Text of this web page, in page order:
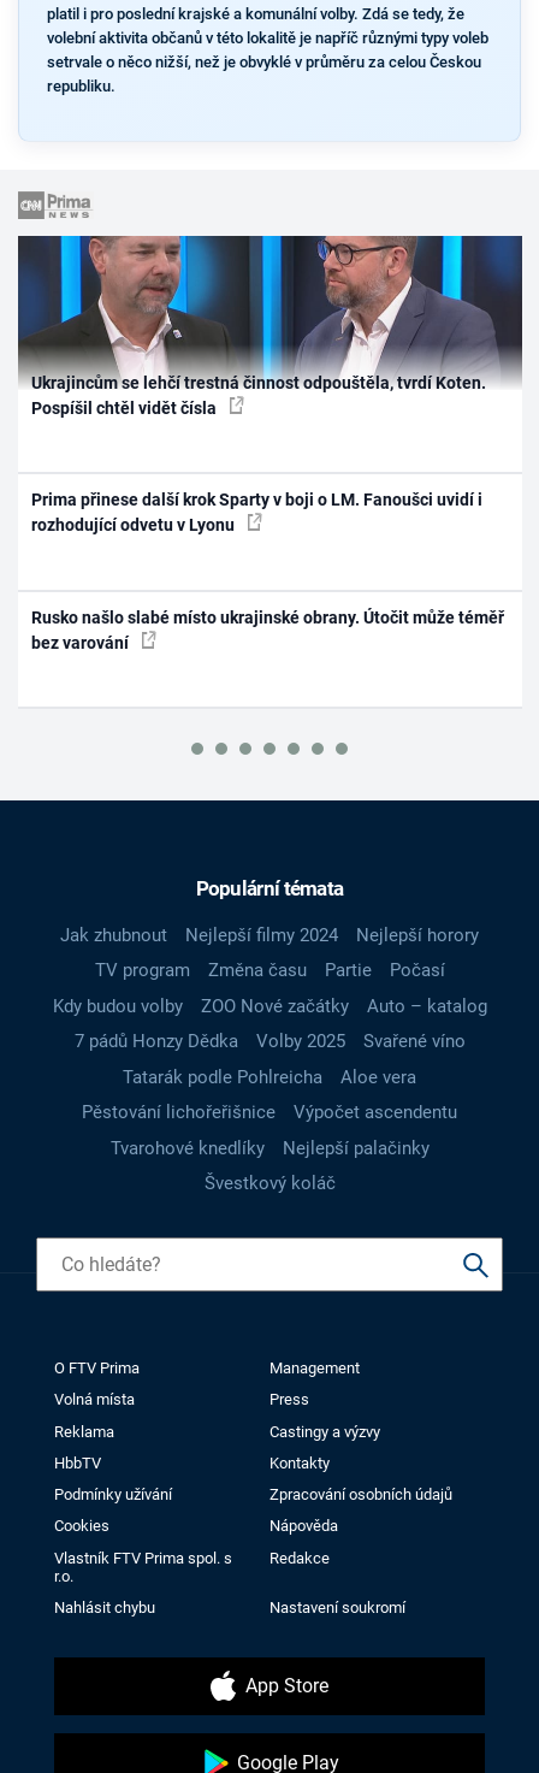
platil i pro poslední krajské a komunální volby. Zdá se tedy, že
volební aktivita občanů v této lokalitě je napříč různými typy voleb
setrvale o něco nižší, než je obvyklé v průměru za celou Českou
republiku.
Ukrajincům se lehčí trestná činnost odpouštěla, tvrdí Koten.
Pospíšil chtěl vidět čísla
Prima přinese další krok Sparty v boji o LM. Fanoušci uvidí i
rozhodující odvetu v Lyonu
Rusko našlo slabé místo ukrajinské obrany. Útočit může téměř
bez varování
Populární témata
Jak zhubnout Nejlepší filmy 2024
Nejlepší horory
TV program
Změna času Partie
Počasí
Kdy budou volby
ZOO Nové začátky
Auto – katalog
7 pádů Honzy Dědka
Volby 2025
Svařené víno
Tatarák podle Pohlreicha
Aloe vera
Pěstování lichořeřišnice
Výpočet ascendentu
Tvarohové knedlíky
Nejlepší palačinky
Švestkový koláč
O FTV Prima
Management
Volná místa
Press
Reklama
Castingy a výzvy
HbbTV
Kontakty
Podmínky užívání
Zpracování osobních údajů
Cookies
Nápověda
Vlastník FTV Prima spol. s
r.o.
Redakce
Nahlásit chybu Nastavení soukromí
App Store
Google Play